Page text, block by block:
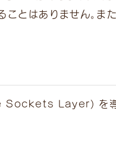
とはありません。ま
Sockets Layer) を導